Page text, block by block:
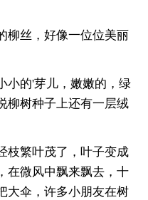
丝，好像一位位美丽
的'芽儿，嫩嫩的，绿
柳树种子上还有一层绒
繁叶茂了，叶子变成
在微风中飘来飘去，十
大伞，许多小朋友在树